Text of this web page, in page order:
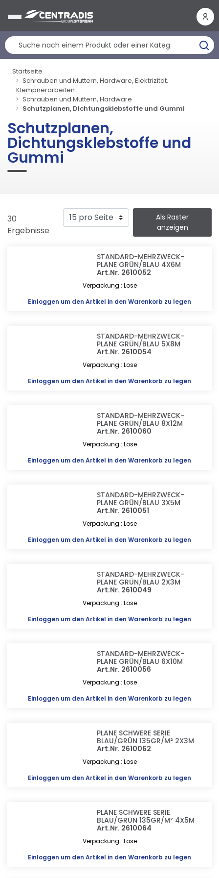
Startseite
Schrauben und Muttern, Hardware, Elektrizität,
Klempnerarbeiten
Schrauben und Muttern, Hardware
Schutzplanen, Dichtungsklebstoffe und Gummi
Schutzplanen,
Dichtungsklebstoffe und
Gummi
30
Ergebnisse
Als Raster
anzeigen
STANDARD-MEHRZWECK-
PLANE GRÜN/BLAU 4X6M
Art.Nr. 2610052
Verpackung : Lose
Einloggen um den Artikel in den Warenkorb zu legen
STANDARD-MEHRZWECK-
PLANE GRÜN/BLAU 5X8M
Art.Nr. 2610054
Verpackung : Lose
Einloggen um den Artikel in den Warenkorb zu legen
STANDARD-MEHRZWECK-
PLANE GRÜN/BLAU 8X12M
Art.Nr. 2610060
Verpackung : Lose
Einloggen um den Artikel in den Warenkorb zu legen
STANDARD-MEHRZWECK-
PLANE GRÜN/BLAU 3X5M
Art.Nr. 2610051
Verpackung : Lose
Einloggen um den Artikel in den Warenkorb zu legen
STANDARD-MEHRZWECK-
PLANE GRÜN/BLAU 2X3M
Art.Nr. 2610049
Verpackung : Lose
Einloggen um den Artikel in den Warenkorb zu legen
STANDARD-MEHRZWECK-
PLANE GRÜN/BLAU 6X10M
Art.Nr. 2610056
Verpackung : Lose
Einloggen um den Artikel in den Warenkorb zu legen
PLANE SCHWERE SERIE
BLAU/GRÜN 135GR/M² 2X3M
Art.Nr. 2610062
Verpackung : Lose
Einloggen um den Artikel in den Warenkorb zu legen
PLANE SCHWERE SERIE
BLAU/GRÜN 135GR/M² 4X5M
Art.Nr. 2610064
Verpackung : Lose
Einloggen um den Artikel in den Warenkorb zu legen